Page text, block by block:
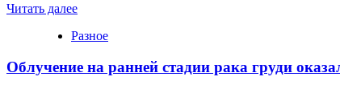
Читать далее
Разное
Облучение на ранней стадии рака груди